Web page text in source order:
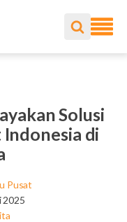
Solusi
Indonesia di
Pusat
2025